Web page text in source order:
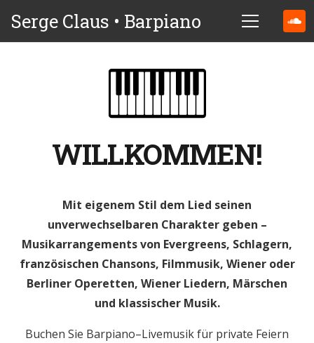
Serge Claus • Barpiano
WILLKOMMEN!
Mit eigenem Stil dem Lied seinen
unverwechselbaren Charakter geben –
Musikarrangements von Evergreens, Schlagern,
französischen Chansons, Filmmusik, Wiener oder
Berliner Operetten, Wiener Liedern, Märschen
und klassischer Musik.
Buchen Sie Barpiano–Livemusik für private Feiern